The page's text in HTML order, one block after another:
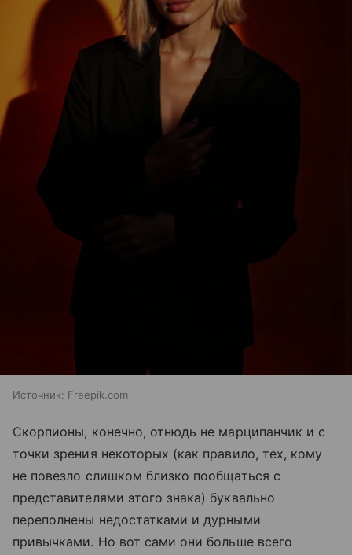
Источник: Freepik.com
Скорпионы, конечно, отнюдь не марципанчик и с
точки зрения некоторых (как правило, тех, кому
не повезло слишком близко пообщаться с
представителями этого знака) буквально
переполнены недостатками и дурными
привычками. Но вот сами они больше всего